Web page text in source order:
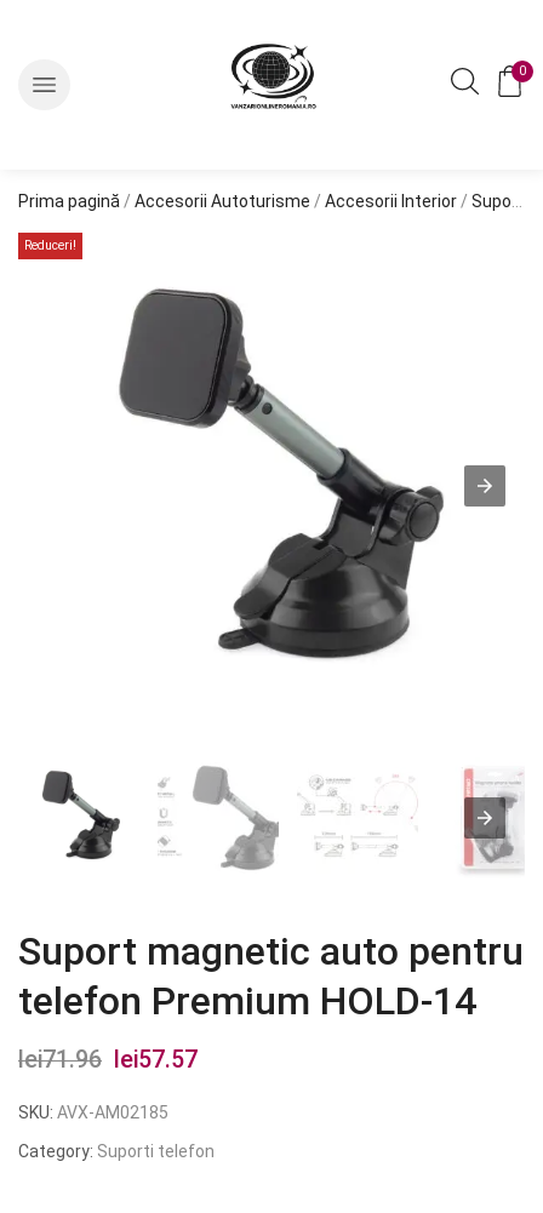
0
Prima pagină / Accesorii Autoturisme / Accesorii Interior / Suporti telefon
Reduceri!
Suport magnetic auto pentru
telefon Premium HOLD-14
lei71.96
Prețul
inițial
a
lei57.57
este:
SKU: AVX-AM02185
Category: Suporti telefon